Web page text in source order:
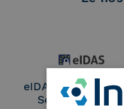
eIDAS Qualified
Service Provider